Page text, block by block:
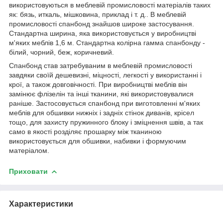
використовуються в меблевій промисловості матеріалів таких
як: бязь, иткаль, мішковина, приклад і т. д.. В меблевій
промисловості спанбонд знайшов широке застосування.
Стандартна ширина, яка використовується у виробництві
м'яких меблів 1,6 м. Стандартна колірна гамма спанбонду -
білий, чорний, беж, коричневий.
Спанбонд став затребуваним в меблевій промисловості
завдяки своїй дешевизні, міцності, легкості у використанні і
крої, а також довговічності. При виробництві меблів він
замінює флізелін та інші тканини, які використовувалися
раніше. Застосовується спанбонд при виготовленні м'яких
меблів для обшивки нижніх і задніх стінок диванів, крісел
тощо, для захисту пружинного блоку і зміцнення швів, а так
само в якості розділяє прошарку між тканиною
використовується для обшивки, набивки і формуючим
матеріалом.
Приховати
Характеристики